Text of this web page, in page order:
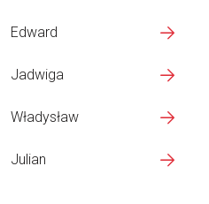
Edward
Jadwiga
Władysław
Julian